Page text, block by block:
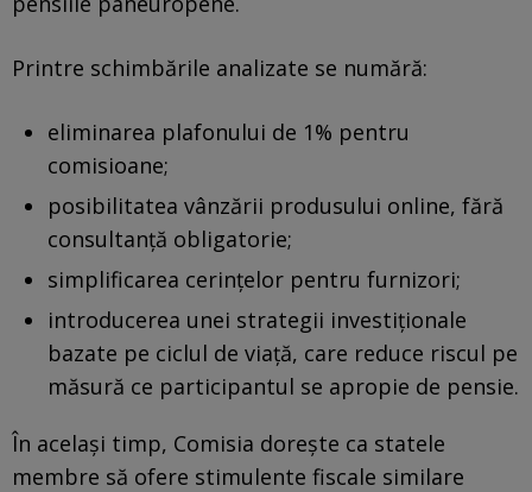
Printre schimbările analizate se numără:
eliminarea plafonului de 1% pentru
comisioane;
posibilitatea vânzării produsului online, fără
consultanță obligatorie;
simplificarea cerințelor pentru furnizori;
introducerea unei strategii investiționale
bazate pe ciclul de viață, care reduce riscul pe
măsură ce participantul se apropie de pensie.
În același timp, Comisia dorește ca statele
membre să ofere stimulente fiscale similare